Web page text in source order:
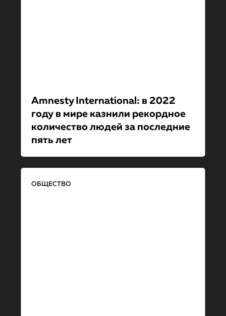
Amnesty International: в 2022
году в мире казнили рекордное
количество людей за последние
пять лет
ОБЩЕСТВО